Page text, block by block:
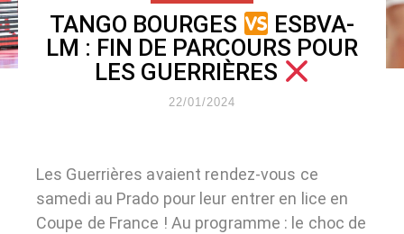
TANGO BOURGES
ESBVA-
LM : FIN DE PARCOURS POUR
LES GUERRIÈRES
22/01/2024
Les Guerrières avaient rendez-vous ce
samedi au Prado pour leur entrer en lice en
Coupe de France ! Au programme : le choc de